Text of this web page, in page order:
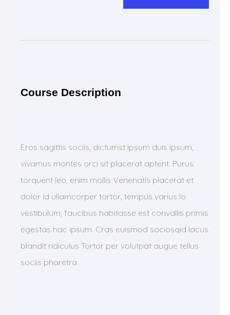
Course Description
Eros sagittis sociis, dictumst ipsum duis ipsum,
vivamus montes orci sit placerat aptent. Purus
torquent leo, enim mollis Venenatis placerat et
dolor id ullamcorper tortor, tempus varius lo
vestibulum, faucibus habitasse est convallis primis
egestas hac ipsum. Cras euismod sociosqid lacus
blandit ridiculus Tortor per volutpat augue tellus
sociis pharetra